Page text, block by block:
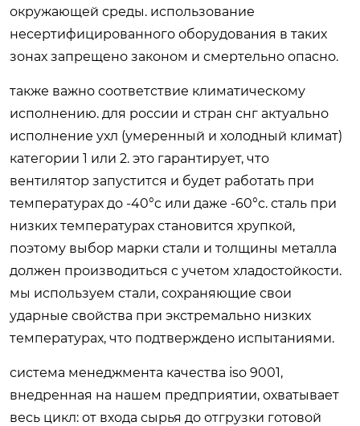
окружающей среды. использование
несертифицированного оборудования в таких
зонах запрещено законом и смертельно опасно.
также важно соответствие климатическому
исполнению. для россии и стран снг актуально
исполнение ухл (умеренный и холодный климат)
категории 1 или 2. это гарантирует, что
вентилятор запустится и будет работать при
температурах до -40°c или даже -60°c. сталь при
низких температурах становится хрупкой,
поэтому выбор марки стали и толщины металла
должен производиться с учетом хладостойкости.
мы используем стали, сохраняющие свои
ударные свойства при экстремально низких
температурах, что подтверждено испытаниями.
система менеджмента качества iso 9001,
внедренная на нашем предприятии, охватывает
весь цикл: от входа сырья до отгрузки готовой